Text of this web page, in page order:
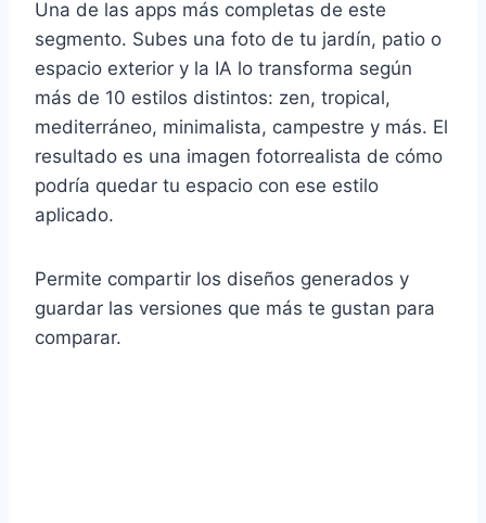
Una de las apps más completas de este
segmento. Subes una foto de tu jardín, patio o
espacio exterior y la IA lo transforma según
más de 10 estilos distintos: zen, tropical,
mediterráneo, minimalista, campestre y más. El
resultado es una imagen fotorrealista de cómo
podría quedar tu espacio con ese estilo
aplicado.
Permite compartir los diseños generados y
guardar las versiones que más te gustan para
comparar.